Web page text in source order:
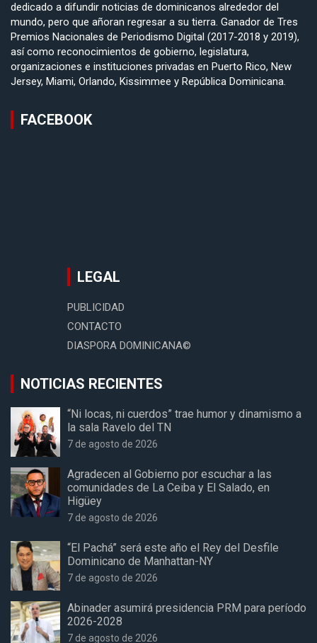
dedicado a difundir noticias de dominicanos alrededor del
mundo, pero que añoran regresar a su tierra. Ganador de Tres
Premios Nacionales de Periodismo Digital (2017-2018 y 2019),
así como reconocimientos de gobierno, legislatura,
organizaciones e instituciones privadas en Puerto Rico, New
Jersey, Miami, Orlando, Kissimmee y República Dominicana.
FACEBOOK
LEGAL
PUBLICIDAD
CONTACTO
DIASPORA DOMINICANA©
NOTICIAS RECIENTES
“Ni locas, ni cuerdos” trae humor y dinamismo a
la sala Ravelo del TN
7 de agosto de 2026
Agradecen al Gobierno por escuchar a las
comunidades de La Ceiba y El Salado, en
Higüey
7 de agosto de 2026
“El Pachá” será este año el Rey del Desfile
Dominicano de Manhattan-NY
7 de agosto de 2026
Abinader asumirá presidencia PRM para período
2026-2028
7 de agosto de 2026